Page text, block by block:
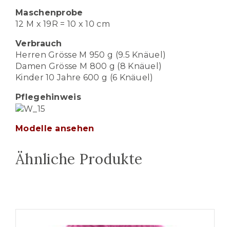
Maschenprobe
12 M x 19R = 10 x 10 cm
Verbrauch
Herren Grösse M 950 g (9.5 Knäuel)
Damen Grösse M 800 g (8 Knäuel)
Kinder 10 Jahre 600 g (6 Knäuel)
Pflegehinweis
Modelle ansehen
Ähnliche Produkte